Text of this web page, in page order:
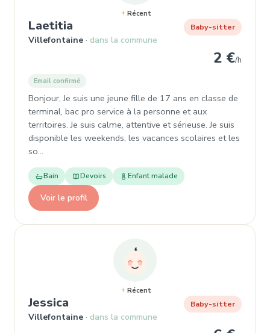
Récent
Laetitia , Baby-sitter à Villefontaine
Villefontaine dans la commune
Baby-sitter
2 €/h
Email confirmé
Bonjour, Je suis une jeune fille de 17 ans en classe de
terminal, bac pro service à la personne et aux
territoires. Je suis calme, attentive et sérieuse. Je suis
disponible les weekends, les vacances scolaires et les
so…
Bain Devoirs Enfant malade
Voir le profil
Récent
Jessica , Baby-sitter à Villefontaine
Villefontaine dans la commune
Baby-sitter